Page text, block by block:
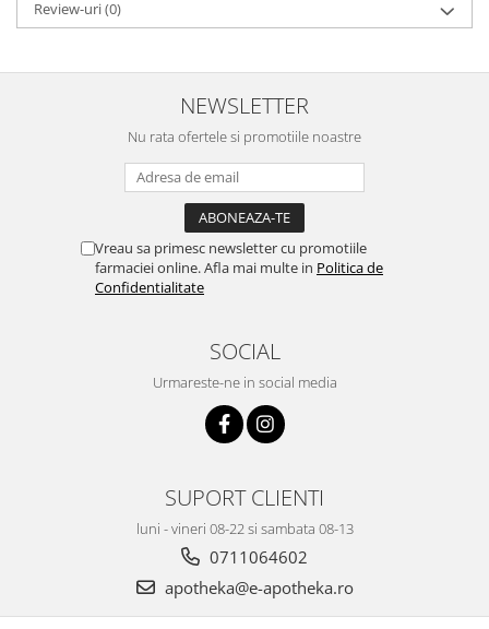
Review-uri(0)
NEWSLETTER
Nu rata ofertele si promotiile noastre
Vreau sa primesc newsletter cu promotiile
farmaciei online. Afla mai multe in Politica de
Confidentialitate
SOCIAL
Urmareste-ne in social media
SUPORT CLIENTI
luni - vineri 08-22 si sambata 08-13
0711064602
apotheka@e-apotheka.ro